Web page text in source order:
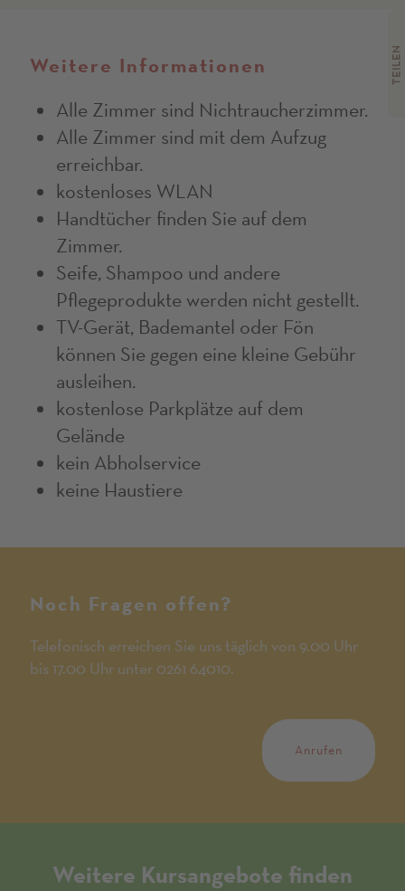
Weitere Informationen
Alle Zimmer sind Nichtraucherzimmer.
Alle Zimmer sind mit dem Aufzug
erreichbar.
kostenloses WLAN
Handtücher finden Sie auf dem
Zimmer.
Seife, Shampoo und andere
Pflegeprodukte werden nicht gestellt.
TV-Gerät, Bademantel oder Fön
können Sie gegen eine kleine Gebühr
ausleihen.
kostenlose Parkplätze auf dem
Gelände
kein Abholservice
keine Haustiere
Noch Fragen offen?
Telefonisch erreichen Sie uns täglich von 9.00 Uhr
bis 17.00 Uhr unter 0261 64010.
Anrufen
Weitere Kursangebote finden
TEILEN